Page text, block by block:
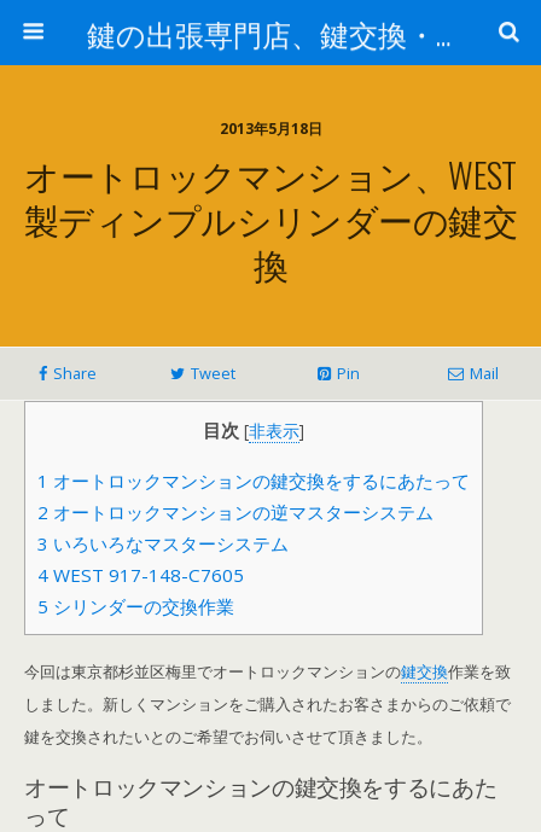
鍵の出張専門店、鍵交換・修理が格安料金/東京・埼玉・さいたま市
2013年5月18日
オートロックマンション、WEST
製ディンプルシリンダーの鍵交
換
Share Tweet Pin Mail
目次 [非表示]
1 オートロックマンションの鍵交換をするにあたって
2 オートロックマンションの逆マスターシステム
3 いろいろなマスターシステム
4 WEST 917-148-C7605
5 シリンダーの交換作業
今回は東京都杉並区梅里でオートロックマンションの鍵交換作業を致
しました。新しくマンションをご購入されたお客さまからのご依頼で
鍵を交換されたいとのご希望でお伺いさせて頂きました。
オートロックマンションの鍵交換をするにあた
って